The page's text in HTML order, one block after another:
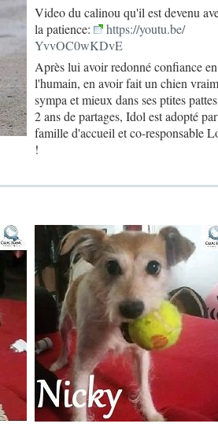
Video du calinou qu'il est devenu
la patience:
https://youtu.be/
YvvOC0wKDvE
Après lui avoir redonné confiance en
l'humain, en avoir fait un chien
sympa et mieux dans ses ptites
2 ans de partages, Idol est adopté
famille d'accueil et co-responsable
!